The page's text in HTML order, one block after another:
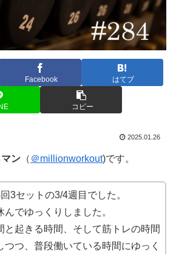
Facebook はてブ
コピー
2025.01.26
ン （ ＠millionworkout)です。
3セットの3/4週目でした。
んでゆっくりしました。
と起きる時間、そして筋トレの時間
つつ、普段働いている時間にゆっく